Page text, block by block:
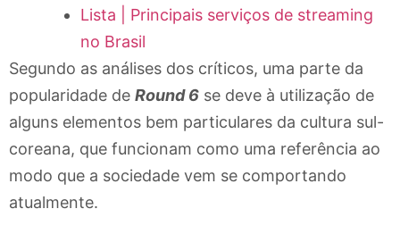
Lista | Principais serviços de streaming
no Brasil
Segundo as análises dos críticos, uma parte da
popularidade de Round 6 se deve à utilização de
alguns elementos bem particulares da cultura sul-
coreana, que funcionam como uma referência ao
modo que a sociedade vem se comportando
atualmente.